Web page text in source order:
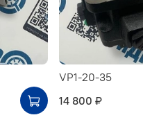
VP1-20-35
14 800 ₽